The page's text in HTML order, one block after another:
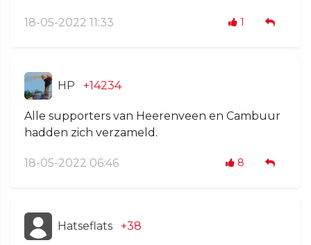
18-05-2022 11:33 1
HP +14234
Alle supporters van Heerenveen en Cambuur
hadden zich verzameld.
18-05-2022 06:46 8
Hatseflats +38